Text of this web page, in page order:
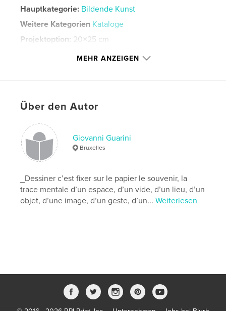
Hauptkategorie: Bildende Kunst
Weitere Kategorien Kataloge
Projektoption: 20×25 cm
SpracheFrench
catalogue arts , drawings
MEHR ANZEIGEN
Über den Autor
Giovanni Guarini
Bruxelles
_Dessiner c’est fixer sur le papier le souvenir, la
trace mentale d’un espace, d’un vide, d’un lieu, d’un
objet, d’une image, d’un geste, d’un...Weiterlesen